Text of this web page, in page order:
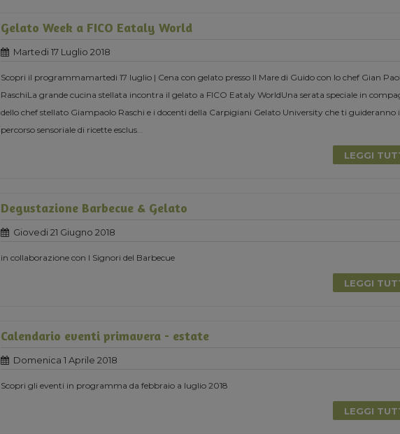
Gelato Week a FICO Eataly World
Martedi 17 Luglio 2018
Scopri il programmamartedi 17 luglio | Cena con gelato presso Il Mare di Guido con lo chef Gian
RaschiLa grande cucina stellata incontra il gelato a FICO Eataly WorldUna serata speciale in
dello chef stellato Giampaolo Raschi e i docenti della Carpigiani Gelato University che ti guideranno
percorso sensoriale di ricette esclus...
LEGGI
Degustazione Barbecue & Gelato
Giovedi 21 Giugno 2018
in collaborazione con I Signori del Barbecue
LEGGI
Calendario eventi primavera - estate
Domenica 1 Aprile 2018
Scopri gli eventi in programma da febbraio a luglio 2018
LEGGI